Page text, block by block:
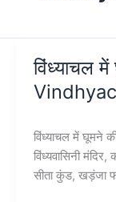
विंध्याचल
विंध्याचल में घूमने
विंध्यवासिनी
सीता कुंड, खड़ंजा